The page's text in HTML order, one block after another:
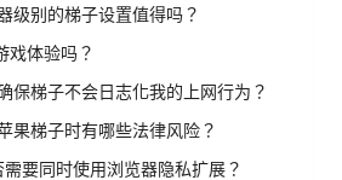
级别的梯子设置值得吗？
戏体验吗？
保梯子不会日志化我的上网行为？
果梯子时有哪些法律风险？
要同时使用浏览器隐私扩展？